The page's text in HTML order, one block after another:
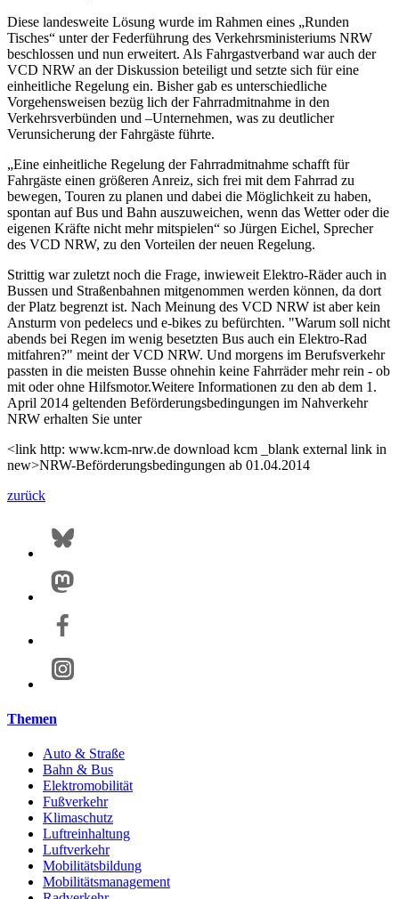
Diese landesweite Lösung wurde im Rahmen eines „Runden
Tisches“ unter der Federführung des Verkehrsministeriums NRW
beschlossen und nun erweitert. Als Fahrgastverband war auch der
VCD NRW an der Diskussion beteiligt und setzte sich für eine
einheitliche Regelung ein. Bisher gab es unterschiedliche
Vorgehensweisen bezüg lich der Fahrradmitnahme in den
Verkehrsverbünden und –Unternehmen, was zu deutlicher
Verunsicherung der Fahrgäste führte.
„Eine einheitliche Regelung der Fahrradmitnahme schafft für
Fahrgäste einen größeren Anreiz, sich frei mit dem Fahrrad zu
bewegen, Touren zu planen und dabei die Möglichkeit zu haben,
spontan auf Bus und Bahn auszuweichen, wenn das Wetter oder die
eigenen Kräfte nicht mehr mitspielen“ so Jürgen Eichel, Sprecher
des VCD NRW, zu den Vorteilen der neuen Regelung.
Strittig war zuletzt noch die Frage, inwieweit Elektro-Räder auch in
Bussen und Straßenbahnen mitgenommen werden können, da dort
der Platz begrenzt ist. Nach Meinung des VCD NRW ist aber kein
Ansturm von pedelecs und e-bikes zu befürchten. "Warum soll nicht
abends bei Regen im wenig besetzten Bus auch ein Elektro-Rad
mitfahren?" meint der VCD NRW. Und morgens im Berufsverkehr
passten in die meisten Busse ohnehin keine Fahrräder mehr rein - ob
mit oder ohne Hilfsmotor.Weitere Informationen zu den ab dem 1.
April 2014 geltenden Beförderungsbedingungen im Nahverkehr
NRW erhalten Sie unter
<link http: www.kcm-nrw.de download kcm _blank external link in
new>NRW-Beförderungsbedingungen ab 01.04.2014
zurück
Themen
Auto & Straße
Bahn & Bus
Elektromobilität
Fußverkehr
Klimaschutz
Luftreinhaltung
Luftverkehr
Mobilitätsbildung
Mobilitätsmanagement